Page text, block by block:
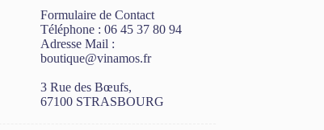
Formulaire de Contact
Téléphone :06 45 37 80 94
Adresse Mail :
boutique@vinamos.fr
3 Rue des Bœufs,
67100 STRASBOURG